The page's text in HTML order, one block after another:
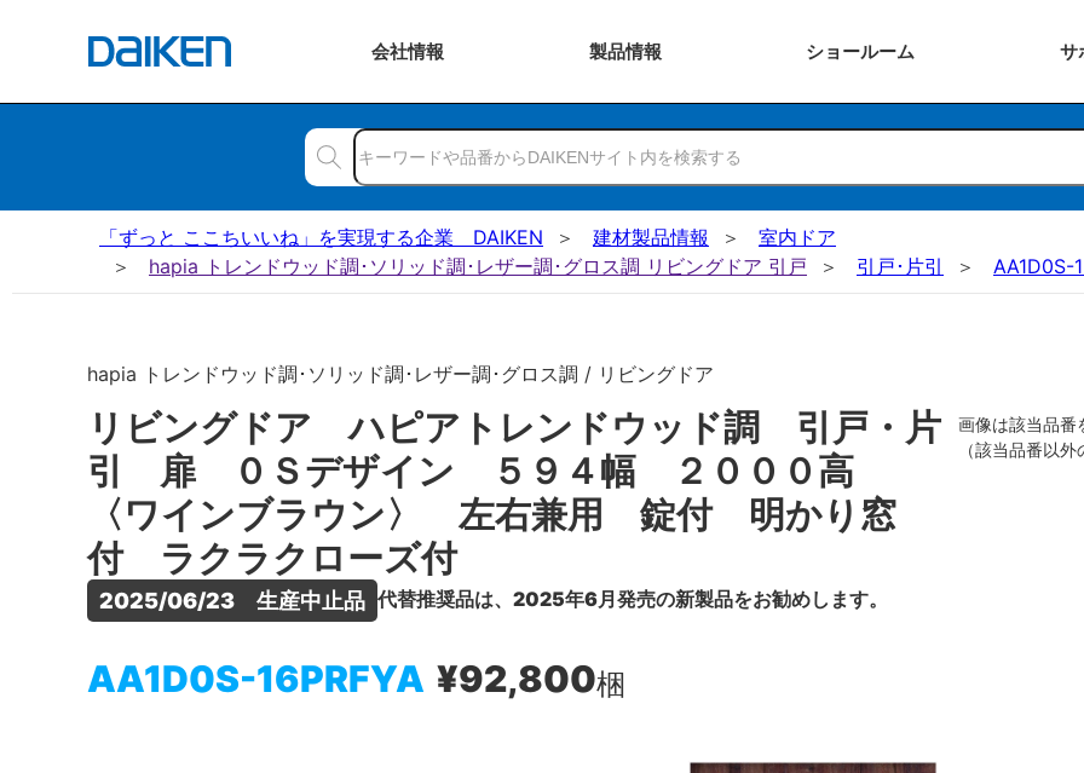
会社情報 製品情報 ショールーム サ
「ずっと ここちいいね」を実現する企業 DAIKEN 建材製品情報
室内ドア
hapia トレンドウッド調･ソリッド調･レザー調･グロス調 リビングドア 引戸
引戸･片引 AA1D0S-
hapia トレンドウッド調･ソリッド調･レザー調･グロス調 / リビングドア
リビングドア ハピアトレンドウッド調 引戸・片
引 扉 ０Ｓデザイン ５９４幅 ２０００高
〈ワインブラウン〉 左右兼用 錠付 明かり窓
付 ラクラクローズ付
2025/06/23　生産中止品 代替推奨品は、2025年6月発売の新製品をお勧めします。
AA1D0S-16PRFYA ¥92,800梱
画像は該当品番
（該当品番以